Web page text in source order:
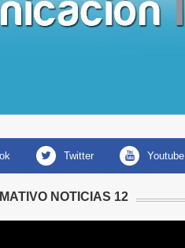
twitter youtube
NOTICIAS 12